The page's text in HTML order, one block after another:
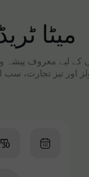
میٹا ٹریڈر
کے لیے معروف پیشہ
اور تیز تجارت،